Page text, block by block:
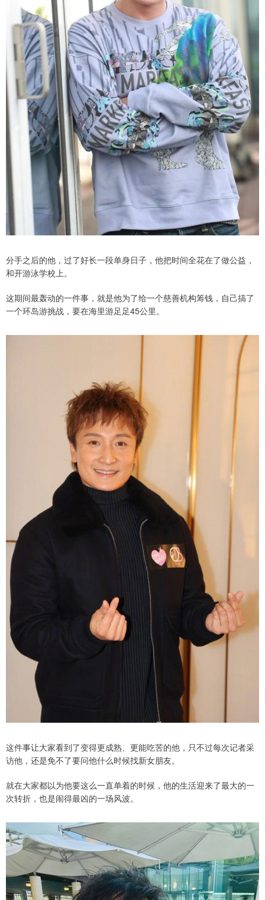
分手之后的他，过了好长一段单身日子，他把时间全花在了做公益，
和开游泳学校上。
这期间最轰动的一件事，就是他为了给一个慈善机构筹钱，自己搞了
一个环岛游挑战，要在海里游足足45公里。
这件事让大家看到了变得更成熟、更能吃苦的他，只不过每次记者采
访他，还是免不了要问他什么时候找新女朋友。
就在大家都以为他要这么一直单着的时候，他的生活迎来了最大的一
次转折，也是闹得最凶的一场风波。